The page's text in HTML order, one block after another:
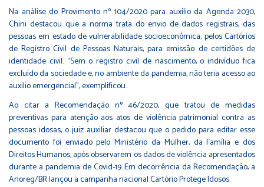
Na análise do Provimento nº 104/2020 para auxílio da Agenda 2030,
Chini destacou que a norma trata do envio de dados registrais, das
pessoas em estado de vulnerabilidade socioeconômica, pelos Cartórios
de Registro Civil de Pessoas Naturais, para emissão de certidões de
identidade civil. “Sem o registro civil de nascimento, o indivíduo fica
excluído da sociedade e, no ambiente da pandemia, não teria acesso ao
auxílio emergencial”, exemplificou.
Ao citar a Recomendação nº 46/2020, que tratou de medidas
preventivas para atenção aos atos de violência patrimonial contra as
pessoas idosas, o juiz auxiliar destacou que o pedido para editar esse
documento foi enviado pelo Ministério da Mulher, da Família e dos
Direitos Humanos, após observarem os dados de violência apresentados
durante a pandemia de Covid-19. Em decorrência da Recomendação, a
Anoreg/BR lançou a campanha nacionalCartório Protege Idosos.